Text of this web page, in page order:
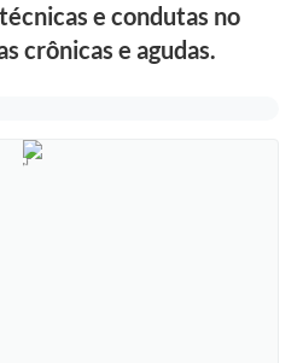
e condutas no
crônicas e agudas.